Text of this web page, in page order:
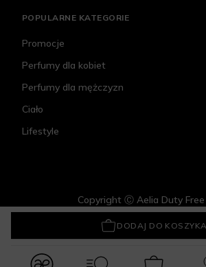
DODAJ DO KOSZYKA
Crystallove Zestaw do masażu twarzy
POPULARNE KATEGORIE
Promocje
Perfumy dla kobiet
Perfumy dla mężczyzn
Ciało
Lifestyle
Copyright Ⓒ Aelia Duty